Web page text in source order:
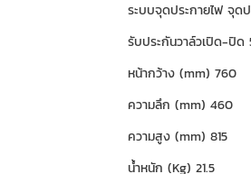
ระบบจุดประกายไฟ จุด
รับประกันวาล์วเปิด-ปิด
หน้ากว้าง (mm) 760
ความลึก (mm) 460
ความสูง (mm) 815
น้ำหนัก (Kg) 21.5